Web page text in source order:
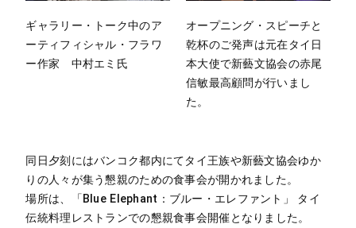
ギャラリー・トーク中のア
ーティフィシャル・フラワ
ー作家 中村エミ氏
オープニング・スピーチと
乾杯のご発声は元在タイ日
本大使で新藝文協会の赤尾
信敏最高顧問が行いまし
た。
同日夕刻にはバンコク都内にてタイ王族や新藝文協会ゆか
りの人々が集う懇親のための食事会が開かれました。
場所は、「Blue Elephant：ブルー・エレファント」 タイ
伝統料理レストランでの懇親食事会開催となりました。